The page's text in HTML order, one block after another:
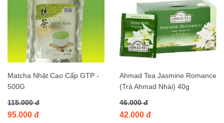
Matcha Nhật Cao Cấp GTP -
500G
115.000 đ
95.000 đ
Ahmad Tea Jasmine Romance
(Trà Ahmad Nhài) 40g
46.000 đ
42.000 đ